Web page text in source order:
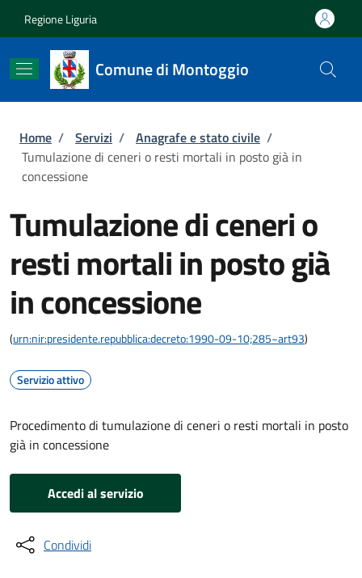
Regione Liguria
Comune di Montoggio
Briciole di pane
Home / Servizi / Anagrafe e stato civile /
Tumulazione di ceneri o resti mortali in posto già in
concessione
Tumulazione di ceneri o
resti mortali in posto già
in concessione
(urn:nir:presidente.repubblica:decreto:1990-09-10;285~art93)
Servizio attivo
Procedimento di tumulazione di ceneri o resti mortali in posto
già in concessione
Accedi al servizio
Condividi